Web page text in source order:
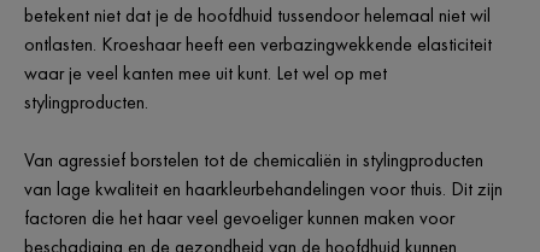
betekent niet dat je de hoofdhuid tussendoor helemaal niet wil
ontlasten. Kroeshaar heeft een verbazingwekkende elasticiteit
waar je veel kanten mee uit kunt. Let wel op met
stylingproducten.
Van agressief borstelen tot de chemicaliën in stylingproducten
van lage kwaliteit en haarkleurbehandelingen voor thuis. Dit zijn
factoren die het haar veel gevoeliger kunnen maken voor
beschadiging en de gezondheid van de hoofdhuid kunnen